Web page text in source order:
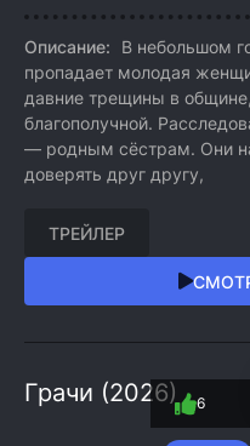
Описание:
В небольшом
пропадает молодая
давние трещины в
благополучной.
— родным сёстрам. Они
доверять друг другу,
ТРЕЙЛЕР
Грачи (2026) 6